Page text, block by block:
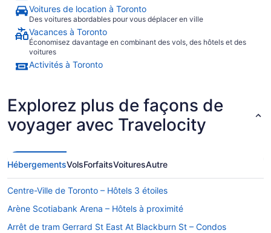
Voitures de location à Toronto
Des voitures abordables pour vous déplacer en ville
Vacances à Toronto
Économisez davantage en combinant des vols, des hôtels et des
voitures
Activités à Toronto
Explorez plus de façons de
voyager avec Travelocity
HébergementsVolsForfaitsVoituresAutre
Centre-Ville de Toronto – Hôtels 3 étoiles
Arène Scotiabank Arena – Hôtels à proximité
Arrêt de tram Gerrard St East At Blackburn St – Condos